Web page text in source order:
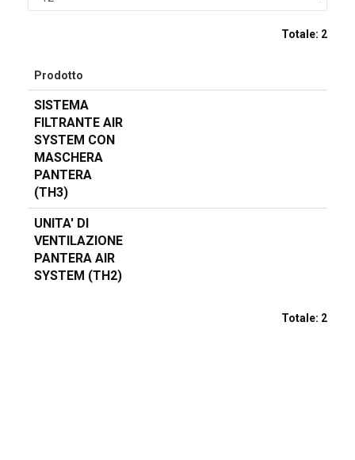
Totale: 2
Prodotto
SISTEMA
FILTRANTE AIR
SYSTEM CON
MASCHERA
PANTERA
(TH3)
UNITA' DI
VENTILAZIONE
PANTERA AIR
SYSTEM (TH2)
Totale: 2